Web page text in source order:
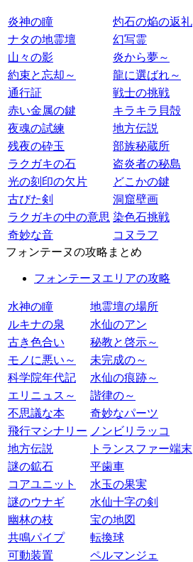
炎神の瞳
灼石の焔の返礼
ナタの地霊壇
幻写霊
山々の影
炎から夢～
約束と忘却～
龍に選ばれ～
通行証
戦士の挑戦
赤い金属の鍵
キラキラ貝殻
夜魂の試練
地方伝説
残夜の砕玉
部族秘蔵所
ラクガキの石
盗炎者の秘島
光の刻印の欠片
どこかの鍵
古びた剣
洞窟壁画
ラクガキの中の意思 染色石挑戦
奇妙な音
コヌラフ
フォンテーヌの攻略まとめ
フォンテーヌエリアの攻略
水神の瞳
地霊壇の場所
ルキナの泉
水仙のアン
古き色合い
秘教と啓示～
モノに悪い～
未完成の～
科学院年代記
水仙の痕跡～
エリニュス～
諧律の～
不思議な本
奇妙なパーツ
飛行マシナリー ノンビリラッコ
地方伝説
トランスファー端末
謎の鉱石
平歯車
コアユニット
水玉の果実
謎のウナギ
水仙十字の剣
幽林の枝
宝の地図
共鳴パイプ
転換球
可動装置
ペルマンジェ